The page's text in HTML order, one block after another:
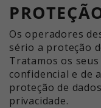
Os operadores
sério a proteção
Tratamos os
confidencial e de
proteção de
privacidade.